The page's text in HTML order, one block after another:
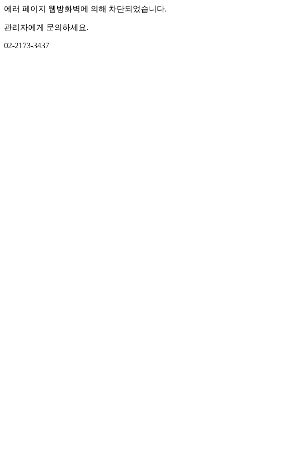
에러 페이지 웹방화벽에 의해 차단되었습니다.
관리자에게 문의하세요.
02-2173-3437